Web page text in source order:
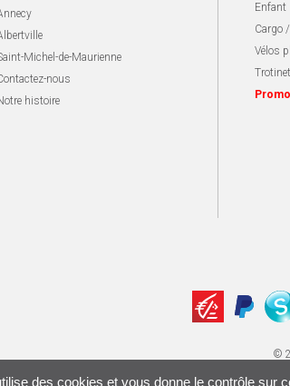
Michel-de-Maurienne
nous
histoire
Enfant
Cargo
Vélos
©
des cookies et vous donne le contrôle sur